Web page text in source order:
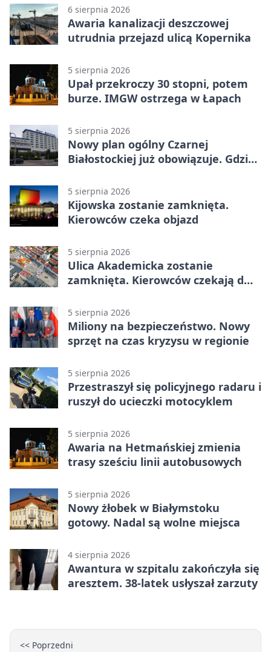
6 sierpnia 2026
Awaria kanalizacji deszczowej
utrudnia przejazd ulicą Kopernika
5 sierpnia 2026
Upał przekroczy 30 stopni, potem
burze. IMGW ostrzega w Łapach
5 sierpnia 2026
Nowy plan ogólny Czarnej
Białostockiej już obowiązuje. Gdzie
5 sierpnia 2026
Kijowska zostanie zamknięta.
Kierowców czeka objazd
5 sierpnia 2026
Ulica Akademicka zostanie
zamknięta. Kierowców czekają dwa
5 sierpnia 2026
Miliony na bezpieczeństwo. Nowy
sprzęt na czas kryzysu w regionie
5 sierpnia 2026
Przestraszył się policyjnego radaru i
ruszył do ucieczki motocyklem
5 sierpnia 2026
Awaria na Hetmańskiej zmienia
trasy sześciu linii autobusowych
5 sierpnia 2026
Nowy żłobek w Białymstoku
gotowy. Nadal są wolne miejsca
4 sierpnia 2026
Awantura w szpitalu zakończyła się
aresztem. 38-latek usłyszał zarzuty
<< Poprzedni